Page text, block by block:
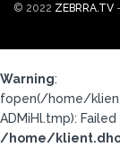
© 2022 ZEBRRA.TV
Warning:
fopen(/home/
ADMiHl.tmp):
/home/